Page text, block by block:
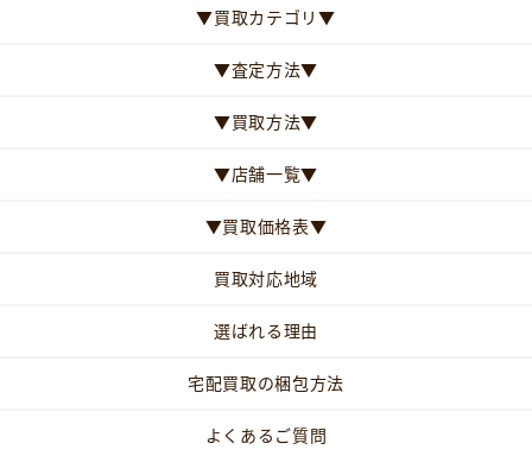
▼買取カテゴリ▼
▼査定方法▼
▼買取方法▼
▼店舗一覧▼
▼買取価格表▼
買取対応地域
選ばれる理由
宅配買取の梱包方法
よくあるご質問